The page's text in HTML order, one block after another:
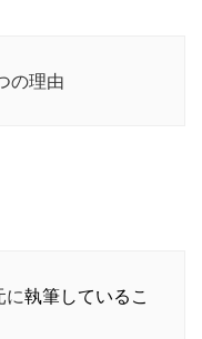
の理由
に執筆しているこ